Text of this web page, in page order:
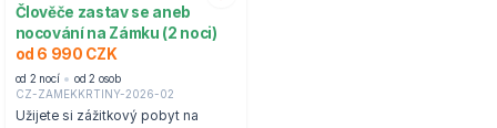
Člověče zastav se aneb
nocování na Zámku (2 noci)
od 6 990 CZK
od 2 nocí
od 2 osob
CZ-ZAMEKKRTINY-2026-02
Užijete si zážitkový pobyt na